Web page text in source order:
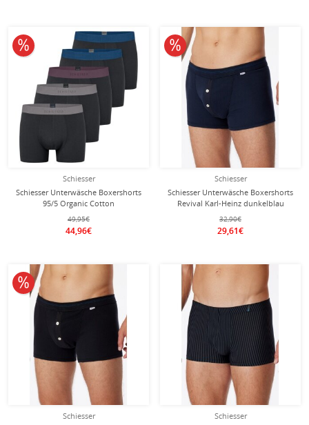
Schiesser
Schiesser Unterwäsche Boxershorts
95/5 Organic Cotton
Webgummibund mehrfarbig
schwarz Herren - 5 Stück
49,95€
44,96€
10% reduziert
Schiesser
Schiesser Unterwäsche Boxershorts
Revival Karl-Heinz dunkelblau
Herren - 1 Stück
32,90€
29,61€
10% reduziert
Schiesser
10% reduziert
Schiesser